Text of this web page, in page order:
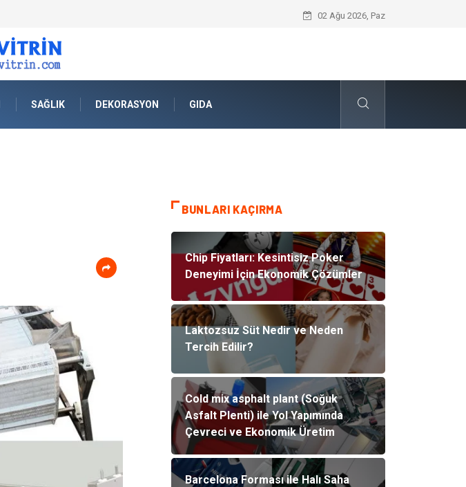
Cold mix asphalt plant (Soğuk Asfalt
02 Ağu 2026, Paz
SAĞLIK DEKORASYON GIDA
BUNLARI KAÇIRMA
Chip Fiyatları: Kesintisiz Poker
Deneyimi İçin Ekonomik Çözümler
Laktozsuz Süt Nedir ve Neden
Tercih Edilir?
Cold mix asphalt plant (Soğuk
Asfalt Plenti) ile Yol Yapımında
Çevreci ve Ekonomik Üretim
Barcelona Forması ile Halı Saha